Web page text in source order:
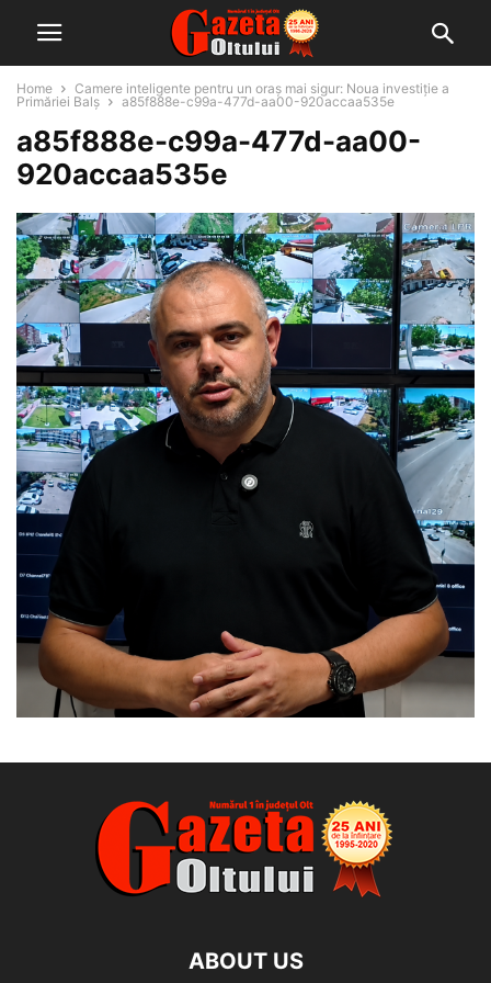
Home
Camere inteligente pentru un oraș mai sigur: Noua investiție a
Primăriei Balș
a85f888e-c99a-477d-aa00-920accaa535e
a85f888e-c99a-477d-aa00-
920accaa535e
ABOUT US